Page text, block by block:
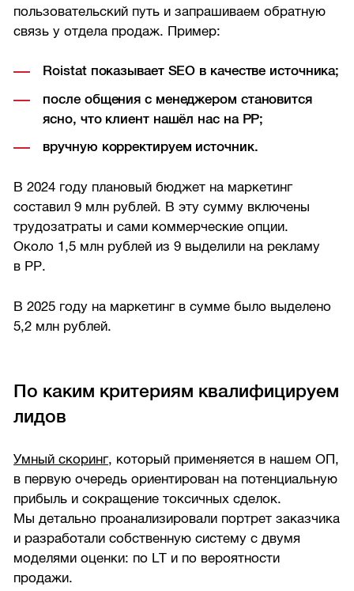
пользовательский путь и запрашиваем обратную
связь у отдела продаж. Пример:
Roistat показывает SEO в качестве источника;
после общения с менеджером становится
ясно, что клиент нашёл нас на РР;
вручную корректируем источник.
В 2024 году плановый бюджет на маркетинг
составил 9 млн рублей. В эту сумму включены
трудозатраты и сами коммерческие опции.
Около 1,5 млн рублей из 9 выделили на рекламу
в РР.
В 2025 году на маркетинг в сумме было выделено
5,2 млн рублей.
По каким критериям квалифицируем
лидов
Умный скоринг, который применяется в нашем ОП,
в первую очередь ориентирован на потенциальную
прибыль и сокращение токсичных сделок.
Мы детально проанализировали портрет заказчика
и разработали собственную систему с двумя
моделями оценки: по LT и по вероятности
продажи.